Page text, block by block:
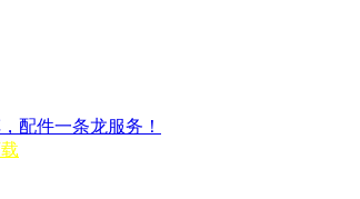
配件一条龙服务！